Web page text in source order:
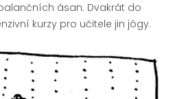
ásan. Dvakrát do
kurzy pro učitele jin jógy.